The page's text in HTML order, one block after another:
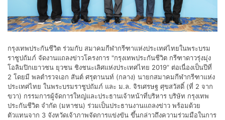
กรุงเทพประกันชีวิต ร่วมกับ สมาคมกีฬากรีฑาแห่งประเทศไทยในพระบรม
ราชูปถัมภ์ จัดงานแถลงข่าวโครงการ "กรุงเทพประกันชีวิต กรีฑาดาวรุ่งมุ่ง
โอลิมปิกเยาวชน ยุวชน ชิงชนะเลิศแห่งประเทศไทย 2019” ต่อเนื่องเป็นปีที่
2 โดยมี พลตำรวจเอก สันต์ ศรุตานนท์ (กลาง) นายกสมาคมกีฬากรีฑาแห่ง
ประเทศไทย ในพระบรมราชูปถัมภ์ และ ม.ล. จิรเศรษฐ ศุขสวัสดิ์ (ที่ 2 จาก
ขวา) กรรมการผู้จัดการใหญ่และประธานเจ้าหน้าที่บริหาร บริษัท กรุงเทพ
ประกันชีวิต จำกัด (มหาชน) ร่วมเป็นประธานงานแถลงข่าว พร้อมด้วย
ตัวแทนจาก 3 จังหวัดเจ้าภาพจัดการแข่งขัน ขึ้นกล่าวถึงความร่วมมือในการ